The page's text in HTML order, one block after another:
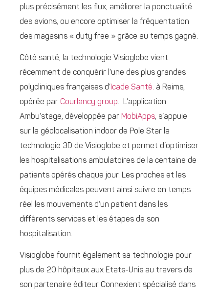
plus précisément les flux, améliorer la ponctualité
des avions, ou encore optimiser la fréquentation
des magasins « duty free » grâce au temps gagné.
Côté santé, la technologie Visioglobe vient
récemment de conquérir l’une des plus grandes
polycliniques françaises d’ Icade Santé. à Reims,
opérée par Courlancy group. L’application
Ambu’stage, développée par MobiApps, s’appuie
sur la géolocalisation indoor de Pole Star la
technologie 3D de Visioglobe et permet d’optimiser
les hospitalisations ambulatoires de la centaine de
patients opérés chaque jour. Les proches et les
équipes médicales peuvent ainsi suivre en temps
réel les mouvements d’un patient dans les
différents services et les étapes de son
hospitalisation.
Visioglobe fournit également sa technologie pour
plus de 20 hôpitaux aux Etats-Unis au travers de
son partenaire éditeur Connexient spécialisé dans